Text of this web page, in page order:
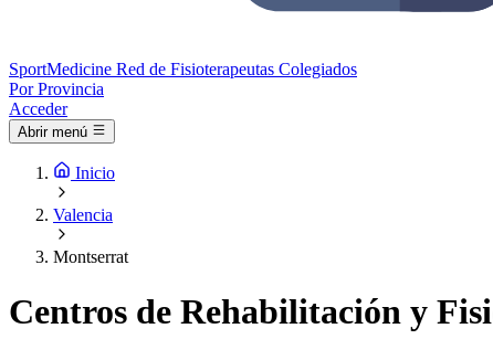
SportMedicine Red de Fisioterapeutas Colegiados
Por Provincia
Acceder
Abrir menú
Inicio
Valencia
Montserrat
Centros de Rehabilitación y